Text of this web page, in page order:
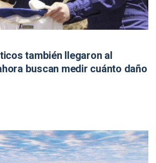
también llegaron al
buscan medir cuánto daño